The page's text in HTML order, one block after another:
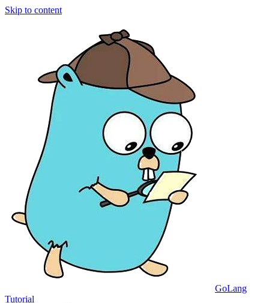
Skip to content
GoLang
Tutorial